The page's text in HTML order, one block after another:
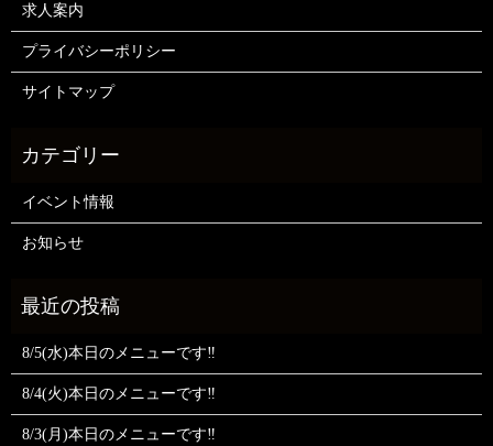
求人案内
プライバシーポリシー
サイトマップ
イベント情報
お知らせ
8/5(水)本日のメニューです‼️
8/4(火)本日のメニューです‼️
8/3(月)本日のメニューです‼️